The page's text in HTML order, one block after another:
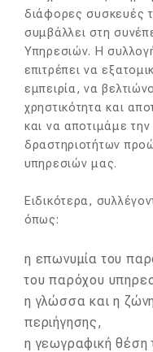
διάφορες συσκευές
συμβάλλει στη
Υπηρεσιών. Η
επιτρέπει να
εμπειρία, να
χρηστικότητα και
και να αποτιμάμε
δραστηριοτήτων
υπηρεσιών μας.
Ειδικότερα,
όπως:
η επωνυμία του
του παρόχου
η γλώσσα και η
περιήγησης,
η γεωγραφική